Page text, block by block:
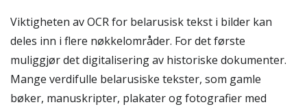
Viktigheten av OCR for belarusisk tekst i bilder kan
deles inn i flere nøkkelområder. For det første
muliggjør det digitalisering av historiske dokumenter.
Mange verdifulle belarusiske tekster, som gamle
bøker, manuskripter, plakater og fotografier med